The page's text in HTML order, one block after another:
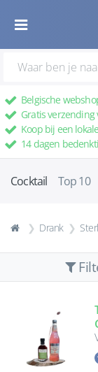
Belgische
Gratis verzending
Koop bij een
14 dagen
Cocktail Top 10
Drank